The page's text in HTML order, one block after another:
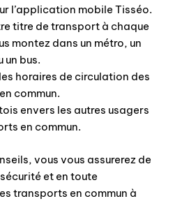
l’application mobile Tisséo.
titre de transport à chaque
montez dans un métro, un
un bus.
horaires de circulation des
commun.
envers les autres usagers
en commun.
vous vous assurerez de
et en toute
transports en commun à